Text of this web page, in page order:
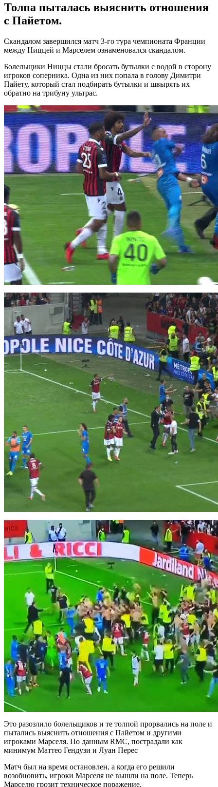
Толпа пыталась выяснить отношения
с Пайетом.
Скандалом завершился матч 3-го тура чемпионата Франции
между Ниццей и Марселем ознаменовался скандалом.
Болельщики Ниццы стали бросать бутылки с водой в сторону
игроков соперника. Одна из них попала в голову Димитри
Пайету, который стал подбирать бутылки и швырять их
обратно на трибуну ультрас.
Это разозлило болельщиков и те толпой прорвались на поле и
пытались выяснить отношения с Пайетом и другими
игроками Марселя. По данным RMC, пострадали как
минимум Маттео Гендузи и Луан Перес
Матч был на время остановлен, а когда его решили
возобновить, игроки Марселя не вышли на поле. Теперь
Марселю грозит техническое поражение.